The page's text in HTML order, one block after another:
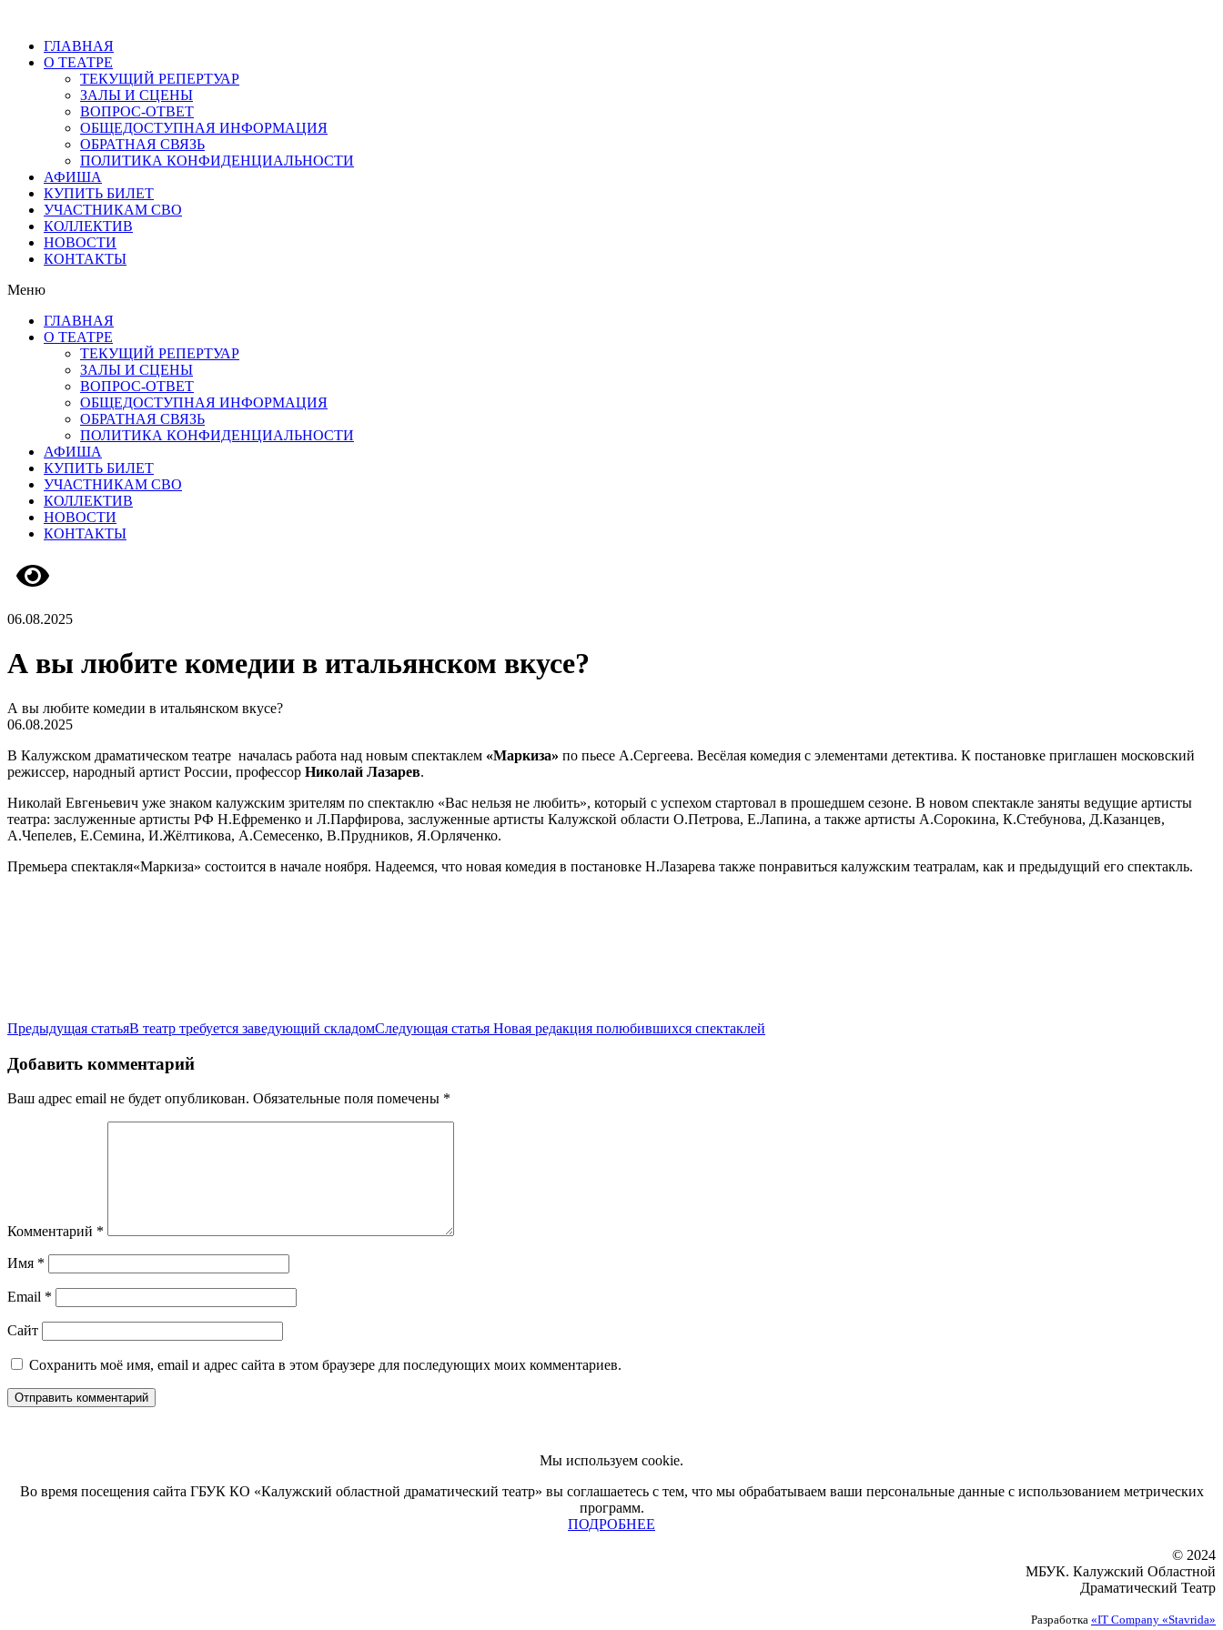
ГЛАВНАЯ
О ТЕАТРЕ
ТЕКУЩИЙ РЕПЕРТУАР
ЗАЛЫ И СЦЕНЫ
ВОПРОС-ОТВЕТ
ОБЩЕДОСТУПНАЯ ИНФОРМАЦИЯ
ОБРАТНАЯ СВЯЗЬ
ПОЛИТИКА КОНФИДЕНЦИАЛЬНОСТИ
АФИША
КУПИТЬ БИЛЕТ
УЧАСТНИКАМ СВО
КОЛЛЕКТИВ
НОВОСТИ
КОНТАКТЫ
Меню
ГЛАВНАЯ
О ТЕАТРЕ
ТЕКУЩИЙ РЕПЕРТУАР
ЗАЛЫ И СЦЕНЫ
ВОПРОС-ОТВЕТ
ОБЩЕДОСТУПНАЯ ИНФОРМАЦИЯ
ОБРАТНАЯ СВЯЗЬ
ПОЛИТИКА КОНФИДЕНЦИАЛЬНОСТИ
АФИША
КУПИТЬ БИЛЕТ
УЧАСТНИКАМ СВО
КОЛЛЕКТИВ
НОВОСТИ
КОНТАКТЫ
06.08.2025
А вы любите комедии в итальянском вкусе?
А вы любите комедии в итальянском вкусе?
06.08.2025
В Калужском драматическом театре началась работа над новым спектаклем «Маркиза» по пьесе А.Сергеева. Весёлая комедия с элементами детектива. К постановке приглашен московский
режиссер, народный артист России, профессор Николай Лазарев.
Николай Евгеньевич уже знаком калужским зрителям по спектаклю «Вас нельзя не любить», который с успехом стартовал в прошедшем сезоне. В новом спектакле заняты ведущие артисты
театра: заслуженные артисты РФ Н.Ефременко и Л.Парфирова, заслуженные артисты Калужской области О.Петрова, Е.Лапина, а также артисты А.Сорокина, К.Стебунова, Д.Казанцев,
А.Чепелев, Е.Семина, И.Жёлтикова, А.Семесенко, В.Прудников, Я.Орляченко.
Премьера спектакля«Маркиза» состоится в начале ноября. Надеемся, что новая комедия в постановке Н.Лазарева также понравиться калужским театралам, как и предыдущий его спектакль.
Предыдущая статьяВ театр требуется заведующий складомСледующая статья Новая редакция полюбившихся спектаклей
Добавить комментарий
Ваш адрес email не будет опубликован. Обязательные поля помечены *
Комментарий *
Имя *
Email *
Сайт
Сохранить моё имя, email и адрес сайта в этом браузере для последующих моих комментариев.
Мы используем cookie.
Во время посещения сайта ГБУК КО «Калужский областной драматический театр» вы соглашаетесь с тем, что мы обрабатываем ваши персональные данные с использованием метрических
программ.
ПОДРОБНЕЕ
© 2024
МБУК. Калужский Областной
Драматический Театр
Разработка «IT Company «Stavrida»